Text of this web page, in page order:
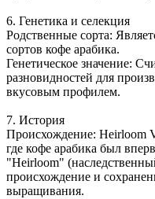
6. Генетика и селекция
Родственные сорта:
сортов кофе арабика.
Генетическое значение:
разновидностей для
вкусовым профилем.
7. История
Происхождение: Heirloom
где кофе арабика был
"Heirloom"
происхождение и
выращивания.